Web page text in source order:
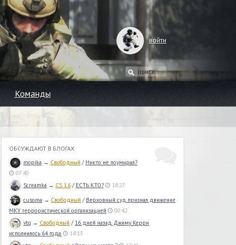
войти
Команды
ОБСУЖДАЮТ В БЛОГАХ
mopika → Свободный / Никто не поумирал?
07:40
Screamka → CS 1.6 / ЕСТЬ КТО? 18:27
cusoma → Свободный / Верховный суд признал движение
МКУ террористической организацией
00:42
vtq → Свободный / 16 дней назад Джиму Керри
исполнилось 64 года.
18:13